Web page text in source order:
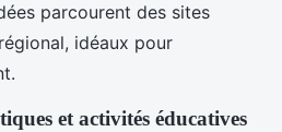
parcourent des sites
idéaux pour
et activités éducatives